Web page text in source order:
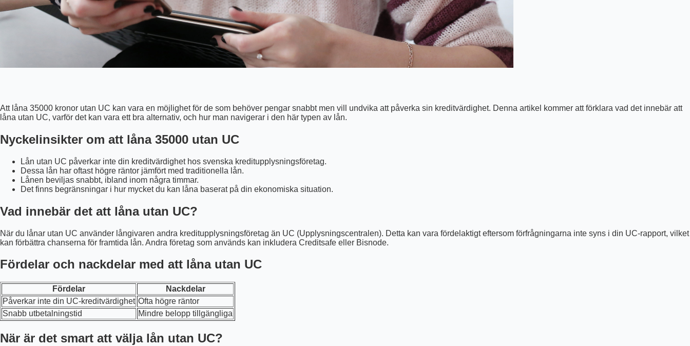
Att låna 35000 kronor utan UC kan vara en möjlighet för de som behöver pengar snabbt men vill undvika att påverka sin kreditvärdighet. Denna artikel kommer att förklara vad det innebär att
låna utan UC, varför det kan vara ett bra alternativ, och hur man navigerar i den här typen av lån.
Nyckelinsikter om att låna 35000 utan UC
Lån utan UC påverkar inte din kreditvärdighet hos svenska kreditupplysningsföretag.
Dessa lån har oftast högre räntor jämfört med traditionella lån.
Lånen beviljas snabbt, ibland inom några timmar.
Det finns begränsningar i hur mycket du kan låna baserat på din ekonomiska situation.
Vad innebär det att låna utan UC?
När du lånar utan UC använder långivaren andra kreditupplysningsföretag än UC (Upplysningscentralen). Detta kan vara fördelaktigt eftersom förfrågningarna inte syns i din UC-rapport, vilket
kan förbättra chanserna för framtida lån. Andra företag som används kan inkludera Creditsafe eller Bisnode.
Fördelar och nackdelar med att låna utan UC
Fördelar
Nackdelar
Påverkar inte din UC-kreditvärdighet Ofta högre räntor
Snabb utbetalningstid
Mindre belopp tillgängliga
När är det smart att välja lån utan UC?